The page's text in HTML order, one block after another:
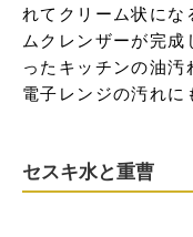
れてクリーム状にな
ムクレンザーが完
ったキッチンの油汚
電子レンジの汚れに
セスキ水と重曹